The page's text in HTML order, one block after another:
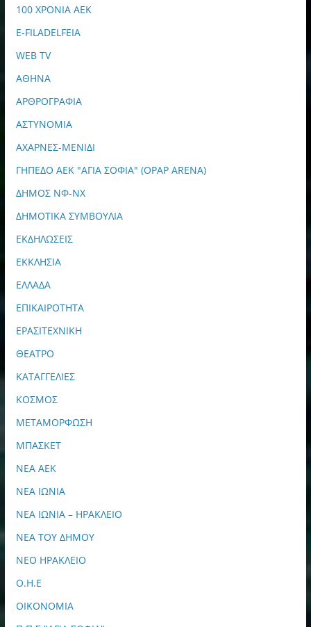
100 ΧΡΟΝΙΑ ΑΕΚ
E-FILADELFEIA
WEB TV
ΑΘΗΝΑ
ΑΡΘΡΟΓΡΑΦΙΑ
ΑΣΤΥΝΟΜΙΑ
ΑΧΑΡΝΕΣ-ΜΕΝΙΔΙ
ΓΗΠΕΔΟ ΑΕΚ "ΑΓΙΑ ΣΟΦΙΑ" (OPAP ARENA)
ΔΗΜΟΣ ΝΦ-ΝΧ
ΔΗΜΟΤΙΚΑ ΣΥΜΒΟΥΛΙΑ
ΕΚΔΗΛΩΣΕΙΣ
ΕΚΚΛΗΣΙΑ
ΕΛΛΑΔΑ
ΕΠΙΚΑΙΡΟΤΗΤΑ
ΕΡΑΣΙΤΕΧΝΙΚΗ
ΘΕΑΤΡΟ
ΚΑΤΑΓΓΕΛΙΕΣ
ΚΟΣΜΟΣ
ΜΕΤΑΜΟΡΦΩΣΗ
ΜΠΑΣΚΕΤ
ΝΕΑ ΑΕΚ
ΝΕΑ ΙΩΝΙΑ
ΝΕΑ ΙΩΝΙΑ – ΗΡΑΚΛΕΙΟ
ΝΕΑ ΤΟΥ ΔΗΜΟΥ
ΝΕΟ ΗΡΑΚΛΕΙΟ
Ο.Η.Ε
ΟΙΚΟΝΟΜΙΑ